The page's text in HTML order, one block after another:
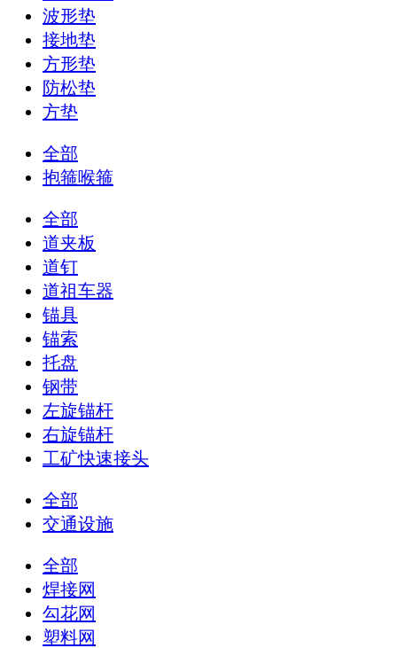
波形垫
接地垫
方形垫
防松垫
方垫
全部
抱箍喉箍
全部
道夹板
道钉
道祖车器
锚具
锚索
托盘
钢带
左旋锚杆
右旋锚杆
工矿快速接头
全部
交通设施
全部
焊接网
勾花网
塑料网